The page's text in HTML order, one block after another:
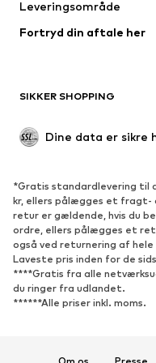
Frakker
Badetøj
Upcycled mode
Nyheder
Sneakers
Pumps & høje hæle
Sandaler
Sportssko
Leveringsområde
Fortryd din aftale her
SIKKER SHOPPING
Dine data er sikre
*Gratis standardlevering til
kr, ellers pålægges et fragt-
retur er gældende, hvis du
ordre, ellers pålægges et
også ved returnering af hele
Laveste pris inden for de
****Gratis fra alle
du ringer fra udlandet.
******Alle priser inkl. moms.